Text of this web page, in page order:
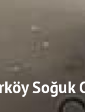
Soğuk